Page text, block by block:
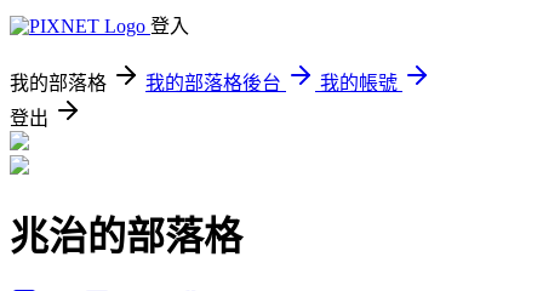
登入
我的部落格 我的部落格後台
我的帳號
登出
兆治的部落格